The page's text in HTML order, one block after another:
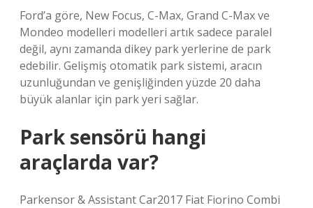
Ford’a göre, New Focus, C-Max, Grand C-Max ve
Mondeo modelleri modelleri artık sadece paralel
değil, aynı zamanda dikey park yerlerine de park
edebilir. Gelişmiş otomatik park sistemi, aracın
uzunluğundan ve genişliğinden yüzde 20 daha
büyük alanlar için park yeri sağlar.
Park sensörü hangi
araçlarda var?
Parkensor & Assistant Car2017 Fiat Fiorino Combi